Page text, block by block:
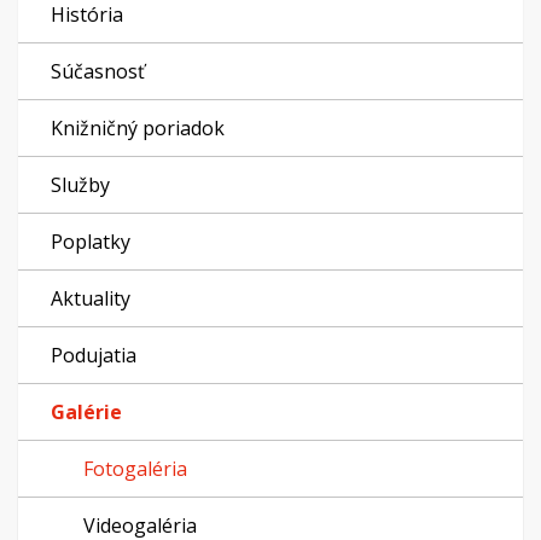
História
Súčasnosť
Knižničný poriadok
Služby
Poplatky
Aktuality
Podujatia
Galérie
Fotogaléria
Videogaléria